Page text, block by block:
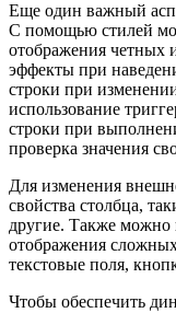
Еще один важный
С помощью стилей
отображения четных
эффекты при
строки при
использование
строки при
проверка значения
Для изменения
свойства столбца,
другие. Также можно
отображения
текстовые поля,
Чтобы обеспечить